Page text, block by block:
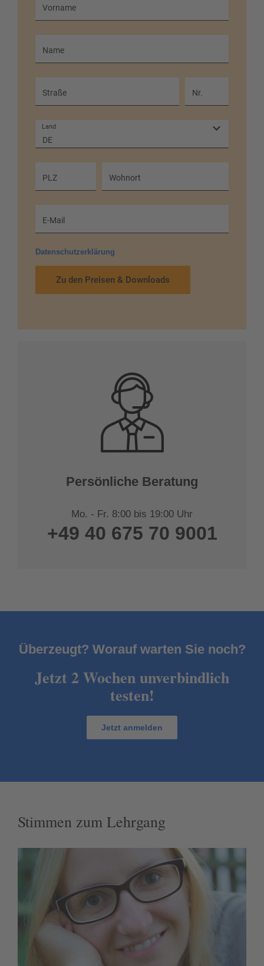
Vorname
Name
Straße Nr.
Land
DE
PLZ Wohnort
E-Mail
Datenschutzerklärung
Zu den Preisen & Downloads
Persönliche Beratung
Mo. - Fr. 8:00 bis 19:00 Uhr
+49 40 675 70 9001
Unser Aktionsangebot unverbindlich
Überzeugt? Worauf warten Sie noch?
Jetzt 2 Wochen unverbindlich
testen!
Jetzt anmelden
Stimmen zum Lehrgang